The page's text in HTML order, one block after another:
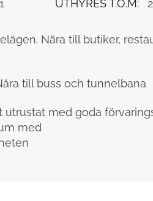
UTHYRES T.O.M:
Nära till butiker,
till buss och tunnelbana
utrustat med goda
med